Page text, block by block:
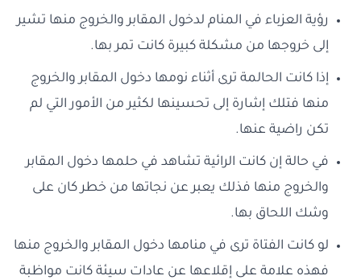
رؤية العزباء في المنام لدخول المقابر والخروج منها تشير
إلى خروجها من مشكلة كبيرة كانت تمر بها.
إذا كانت الحالمة ترى أثناء نومها دخول المقابر والخروج
منها فتلك إشارة إلى تحسينها لكثير من الأمور التي لم
تكن راضية عنها.
في حالة إن كانت الرائية تشاهد في حلمها دخول المقابر
والخروج منها فذلك يعبر عن نجاتها من خطر كان على
وشك اللحاق بها.
لو كانت الفتاة ترى في منامها دخول المقابر والخروج منها
فهذه علامة على إقلاعها عن عادات سيئة كانت مواظبة